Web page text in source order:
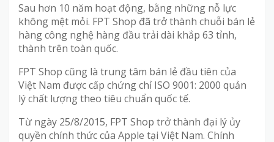
Sau hơn 10 năm hoạt động, bằng những nỗ lực
không mệt mỏi. FPT Shop đã trở thành chuỗi bán lẻ
hàng công nghệ hàng đầu trải dài khắp 63 tỉnh,
thành trên toàn quốc.
FPT Shop cũng là trung tâm bán lẻ đầu tiên của
Việt Nam được cấp chứng chỉ ISO 9001: 2000 quản
lý chất lượng theo tiêu chuẩn quốc tế.
Từ ngày 25/8/2015, FPT Shop trở thành đại lý ủy
quyền chính thức của Apple tại Việt Nam. Chính